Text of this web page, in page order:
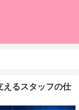
えるスタッフの仕